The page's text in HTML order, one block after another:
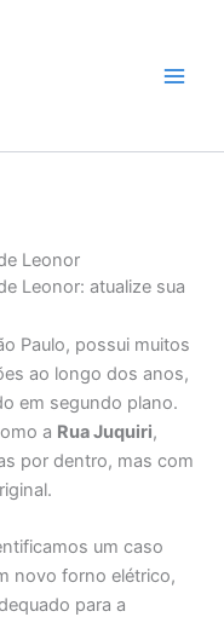
Leonor
Leonor: atualize sua
Paulo, possui muitos
ao longo dos anos,
em segundo plano.
a Rua Juquiri,
por dentro, mas com
um caso
novo forno elétrico,
para a